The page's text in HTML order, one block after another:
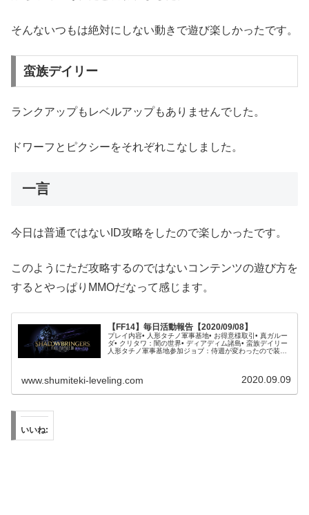
そんないつもは絶対にしない動きで遊び楽しかったです。
蛮族デイリー
ランクアップもレベルアップもありませんでした。
ドワーフとピクシーをそれぞれこなしました。
一言
今日は普通ではないID攻略をしたので楽しかったです。
このようにただ攻略するのではないコンテンツの遊び方を
するとやっぱりMMOだなって感じます。
【FF14】毎日活動報告【2020/09/08】
プレイ内容• 人形タチノ軍事基地• お得意様取引• 真ガルー
ダ• クリタワ：闇の世界• ディアディム諸島• 蛮族デイリー
人形タチノ軍事基地参加ジョブ：侍週が変わったので装備
www.shumiteki-leveling.com 2020.09.09
いいね: